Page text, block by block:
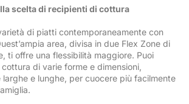
scelta di recipienti di cottura
di piatti contemporaneamente con
area, divisa in due Flex Zone di
ti offre una flessibilità maggiore. Puoi
di varie forme e dimensioni,
e lunghe, per cuocere più facilmente